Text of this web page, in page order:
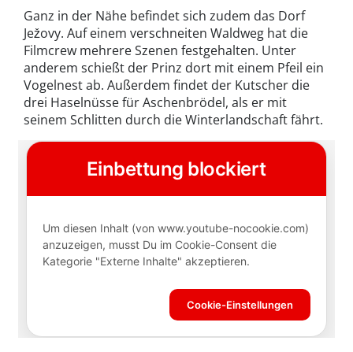
Ganz in der Nähe befindet sich zudem das Dorf
Ježovy. Auf einem verschneiten Waldweg hat die
Filmcrew mehrere Szenen festgehalten. Unter
anderem schießt der Prinz dort mit einem Pfeil ein
Vogelnest ab. Außerdem findet der Kutscher die
drei Haselnüsse für Aschenbrödel, als er mit
seinem Schlitten durch die Winterlandschaft fährt.